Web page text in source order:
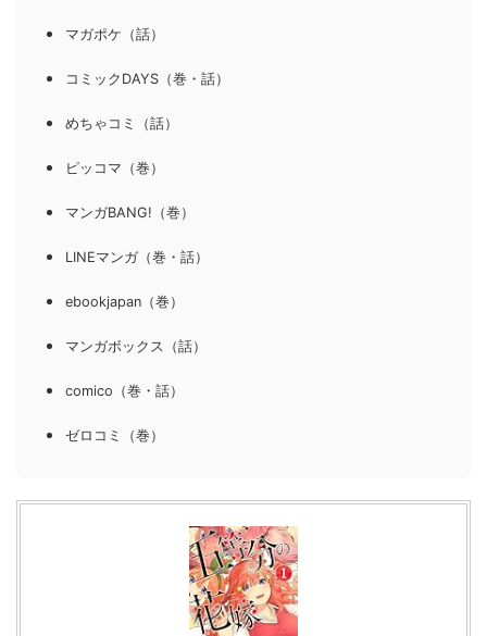
マガポケ（話）
コミックDAYS（巻・話）
めちゃコミ（話）
ピッコマ（巻）
マンガBANG!（巻）
LINEマンガ（巻・話）
ebookjapan（巻）
マンガボックス（話）
comico（巻・話）
ゼロコミ（巻）